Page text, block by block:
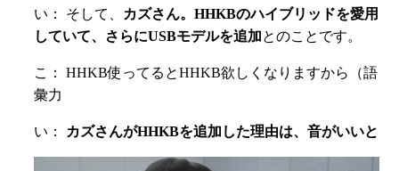
い： そして、
カズさん。HHKBのハイブリッドを愛用
していて、さらにUSBモデルを追加とのことです。
こ： HHKB使ってるとHHKB欲しくなりますから（語
彙力
い： カズさんがHHKBを追加した理由は、音がいいと